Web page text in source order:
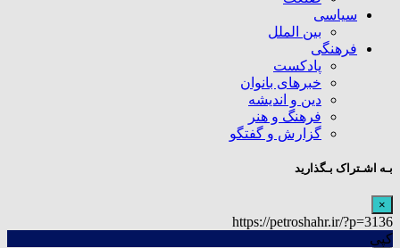
سیاسی
بین الملل
فرهنگی
پادکست
خبرهای بانوان
دین و اندیشه
فرهنگ و هنر
گزارش و گفتگو
بـه اشـتراک بـگذارید
×
https://petroshahr.ir/?p=3136
کپی